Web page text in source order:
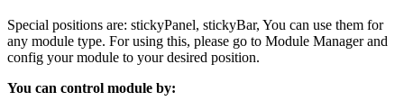
Special positions are: stickyPanel, stickyBar, You can use them for
any module type. For using this, please go to Module Manager and
config your module to your desired position.
You can control module by: